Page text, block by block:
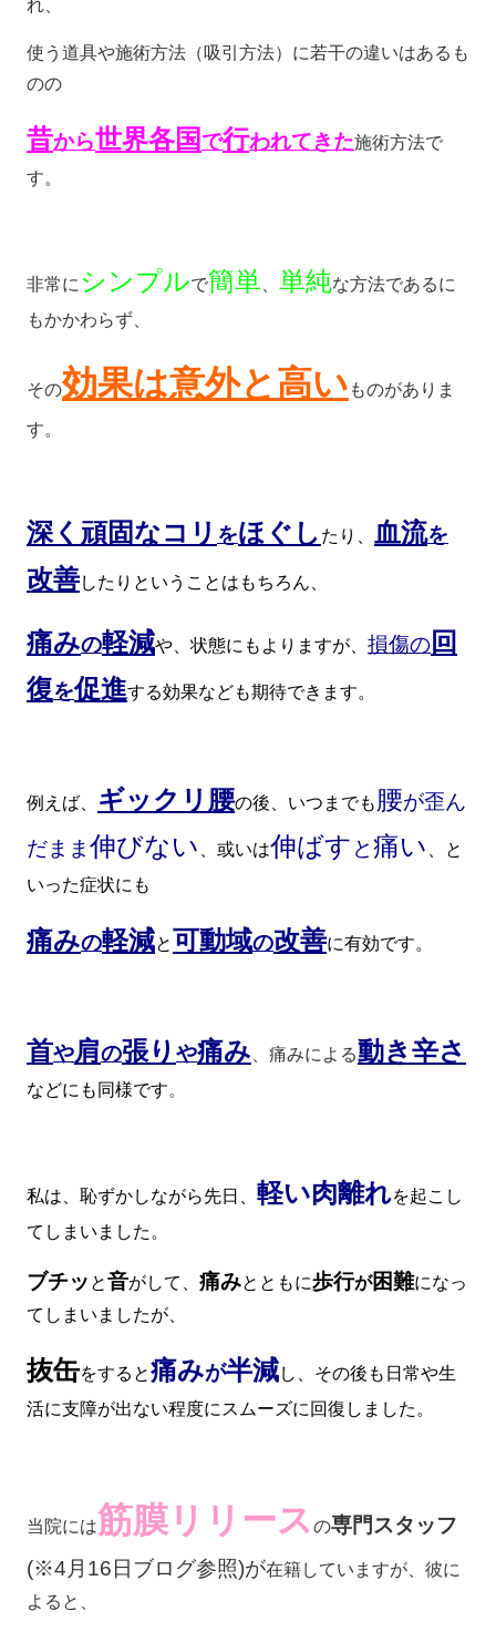
れ、
使う道具や施術方法（吸引方法）に若干の違いはあるも
のの
昔から世界各国 で行われてきた施術方法で
す。
非常に シンプルで簡単 単純な方法であるに
もかかわらず、
その効果は意外と高い ものがありま
す。
深く頑固なコリ をほぐし たり、 血流を
改善したりということはもちろん、
痛みの軽減や、状態にもよりますが、 損傷の回
復を促進する効果なども期待できます。
例えば、 ギックリ腰の後、いつまでも 腰が歪ん
だまま伸びない 、或いは伸ばす と痛い
、と
いった症状にも
痛みの軽減と可動域の改善に有効です。
首や肩の張り や痛み 、痛みによる動き辛さ
などにも同様です。
私は、恥ずかしながら先日、 軽い肉離れを起こし
てしまいました。
ブチッ と音がして、 痛みとともに歩行が困難になっ
てしまいましたが、
抜缶をすると痛みが半減し、その後も日常や生
活に支障が出ない程度にスムーズに回復しました。
当院には筋膜リリースの専門スタッフ
(※4月16日ブログ参照)が在籍していますが、彼に
よると、